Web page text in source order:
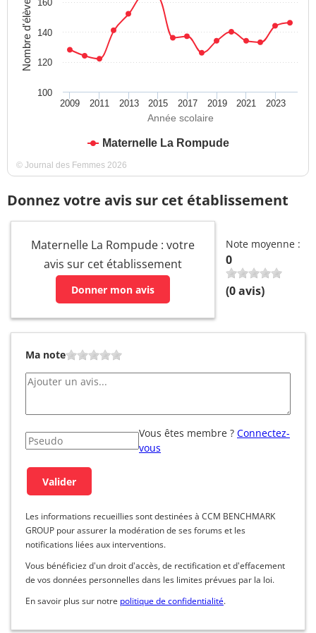
Année scolaire
Nombre d'élèves
Maternelle La Rompude
2009 2011 2013 2015 2017 2019 2021 2023
100
120
140
160
© Journal des Femmes 2026
Donnez votre avis sur cet établissement
Maternelle La Rompude : votre
avis sur cet établissement
Donner mon avis
Note moyenne :
0
(0avis)
Ma note
Vous êtes membre ? Connectez-
vous
Les informations recueillies sont destinées à CCM BENCHMARK
GROUP pour assurer la modération de ses forums et les
notifications liées aux interventions.
Vous bénéficiez d'un droit d'accès, de rectification et d'effacement
de vos données personnelles dans les limites prévues par la loi.
En savoir plus sur notre politique de confidentialité.